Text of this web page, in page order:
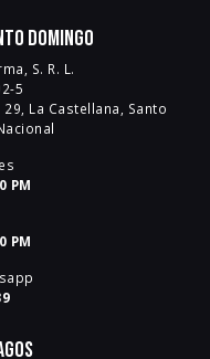
Domingo
S. R. L.
5
La Castellana, Santo
PM
PM